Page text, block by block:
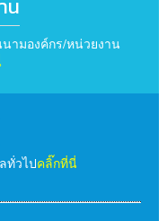
น
ามองค์กร/หน่วยงาน
ทั่วไปคลิ๊กที่นี่